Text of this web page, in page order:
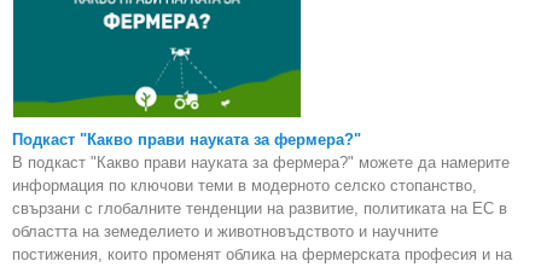
Подкаст "Какво прави науката за фермера?"
В подкаст "Какво прави науката за фермера?" можете да намерите
информация по ключови теми в модерното селско стопанство,
свързани с глобалните тенденции на развитие, политиката на ЕС в
областта на земеделието и животновъдството и научните
постижения, които променят облика на фермерската професия и на